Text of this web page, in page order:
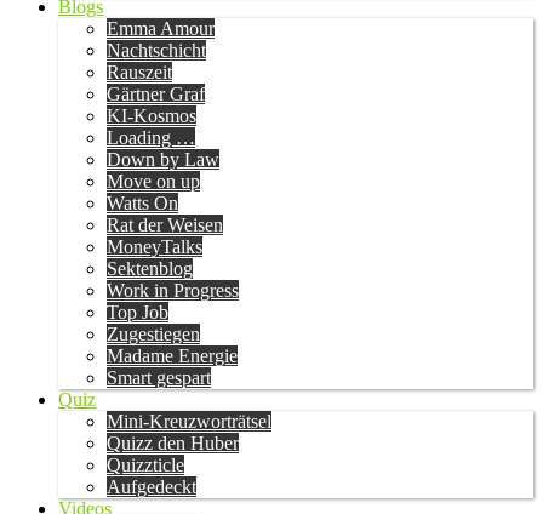
Blogs
Emma Amour
Nachtschicht
Rauszeit
Gärtner Graf
KI-Kosmos
Loading …
Down by Law
Move on up
Watts On
Rat der Weisen
MoneyTalks
Sektenblog
Work in Progress
Top Job
Zugestiegen
Madame Energie
Smart gespart
Quiz
Mini-Kreuzworträtsel
Quizz den Huber
Quizzticle
Aufgedeckt
Videos